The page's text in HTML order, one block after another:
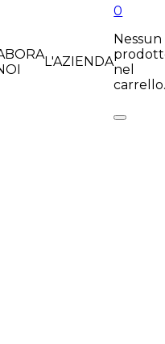
L'AZIENDA
0
Nessun
nel